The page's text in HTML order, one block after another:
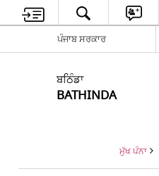
ਪੰਜਾਬ ਸਰਕਾਰ
ਬਠਿੰਡਾ
BATHINDA
ਮੁੱਖ ਪੰਨਾ